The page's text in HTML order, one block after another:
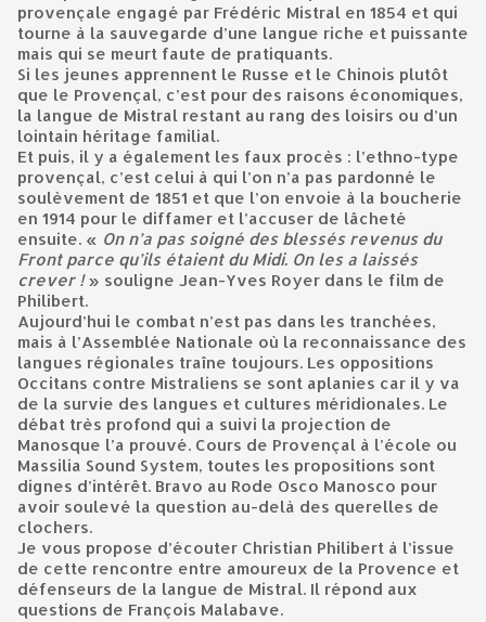
provençale engagé par Frédéric Mistral en 1854 et qui
tourne à la sauvegarde d’une langue riche et puissante
mais qui se meurt faute de pratiquants.
Si les jeunes apprennent le Russe et le Chinois plutôt
que le Provençal, c’est pour des raisons économiques,
la langue de Mistral restant au rang des loisirs ou d’un
lointain héritage familial.
Et puis, il y a également les faux procès : l’ethno-type
provençal, c’est celui à qui l’on n’a pas pardonné le
soulèvement de 1851 et que l’on envoie à la boucherie
en 1914 pour le diffamer et l’accuser de lâcheté
ensuite. « On n’a pas soigné des blessés revenus du
Front parce qu’ils étaient du Midi. On les a laissés
crever !» souligne Jean-Yves Royer dans le film de
Philibert.
Aujourd’hui le combat n’est pas dans les tranchées,
mais à l’Assemblée Nationale où la reconnaissance des
langues régionales traîne toujours. Les oppositions
Occitans contre Mistraliens se sont aplanies car il y va
de la survie des langues et cultures méridionales. Le
débat très profond qui a suivi la projection de
Manosque l’a prouvé. Cours de Provençal à l’école ou
Massilia Sound System, toutes les propositions sont
dignes d’intérêt. Bravo au Rode Osco Manosco pour
avoir soulevé la question au-delà des querelles de
clochers.
Je vous propose d’écouter Christian Philibert à l’issue
de cette rencontre entre amoureux de la Provence et
défenseurs de la langue de Mistral. Il répond aux
questions de François Malabave.